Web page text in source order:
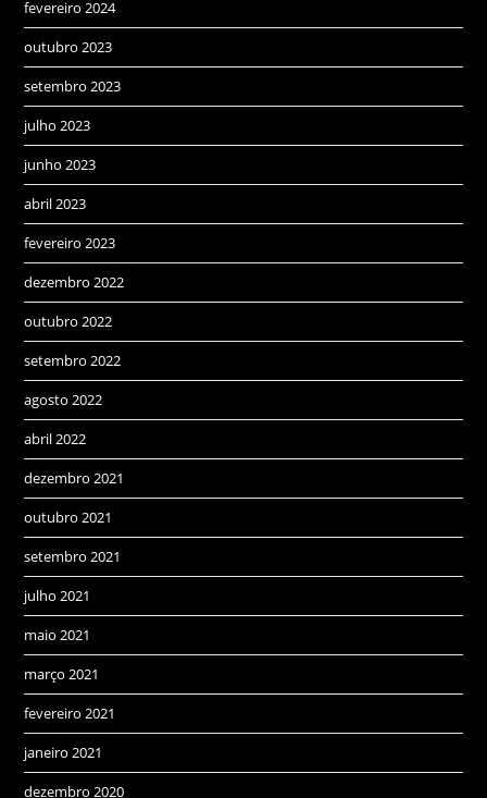
fevereiro 2024
outubro 2023
setembro 2023
julho 2023
junho 2023
abril 2023
fevereiro 2023
dezembro 2022
outubro 2022
setembro 2022
agosto 2022
abril 2022
dezembro 2021
outubro 2021
setembro 2021
julho 2021
maio 2021
março 2021
fevereiro 2021
janeiro 2021
dezembro 2020